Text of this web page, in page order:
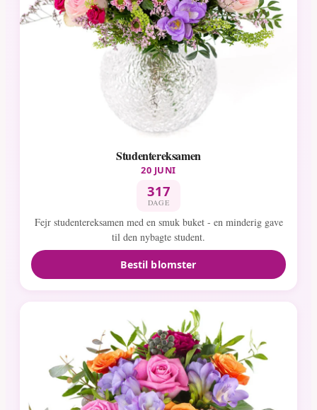
Studentereksamen
20 JUNI
317
DAGE
Fejr studentereksamen med en smuk buket - en minderig gave
til den nybagte student.
Bestil blomster